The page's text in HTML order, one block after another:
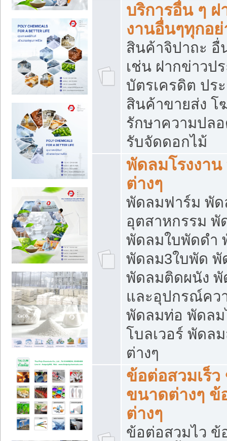
บริการอื่น ๆ
งานอื่นๆทุกอ
สินค้าจิปาถะ อื่
เช่น ฝากข่าวป
บัตรเครดิต ปร
สินค้าขายส่ง
รักษาความปล
รับจัดดอกไม้
พัดลมโรงงา
ต่างๆ
พัดลมฟาร์ม พัด
อุตสาหกรรม
พัดลมใบพัดดำ
พัดลม3ใบพัด พั
พัดลมติดผนัง
และอุปกรณ์คว
พัดลมท่อ พัดลม
โบลเวอร์ พัดล
ต่างๆ
ข้อต่อสวมเร็
ขนาดต่างๆ ข้
ต่างๆ
ข้อต่อสวมไว ข้